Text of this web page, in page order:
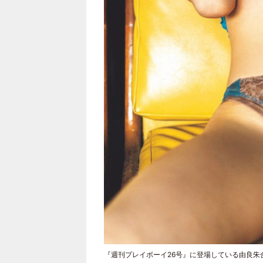
『週刊プレイボーイ26号』に登場している由良朱